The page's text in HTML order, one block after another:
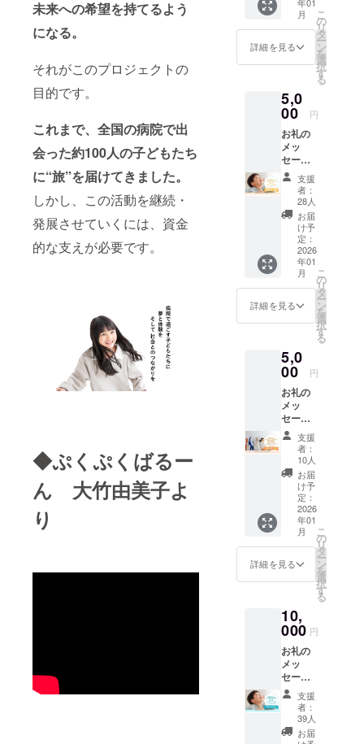
未来への希望を持てるよう
になる。
それがこのプロジェクトの
目的です。
これまで、全国の病院で出
会った約100人の子どもたち
に“旅”を届けてきました。
しかし、この活動を継続・
発展させていくには、資金
的な支えが必要です。
◆ぷくぷくばるー
ん 大竹由美子よ
り
で活動し、
２０１８年
は１０年目
を迎えまし
この１０年
で、活動は
約８００
回、一緒に
遊んだ子ど
もは約5800
名、関わっ
たボラン
ティアは約
3100名(いず
れものべ人
す。
バルーン
アートを一
緒に作る
「バルーン
で遊ぼう」
のほか、社
会の様々な
分野のプロ
に特別な時
間を届けて
いただく
「コラボイ
ベント」、
日々付き添
お母さんを
笑顔にする
「お母さん
スマイルプ
ロジェク
ト」、中学
生以上の子
前載り
ます
（希望
者の
み） ＋
子ども
らの感
謝の手
紙 【お
礼の
メッ
セージ
＋活動
報告書
（PDF
）】 感
謝の気
持ちを
込め
て、お
礼の
メッ
セージ
【お名
前掲
載】
2025年
7月〜
2026年
6月に実
施され
る旅の
まとめ
動画の
エンド
ロール
（もし
くは動
画概要
欄）
前
（ニッ
クネー
ム）を
掲載し
ます。
・掲載
方法：
文字の
み ・支
月
詳細を見る
こ
の
リ
タ
ー
ン
を
選
択
す
る
5,0
00 円
お礼の
メッ
セージ
＋活動
報告書
（PDF
） ＋動
画エン
ドロー
ルに名
前載り
ます
（希望
者の
み） ＋
旅する
カー１
枚（デ
ザイン
はお楽
しみ
に！）
【お礼
のメッ
セージ
＋活動
報告書
（PDF
）】 感
謝の気
持ちを
込め
て、お
をお送
りしま
す。
【お名
前掲
載】
2025年
7月〜
2026年
6月に実
支援
者：
28人
お届
け予
定：
2026
年01
月
詳細を見る
こ
の
リ
タ
ー
ン
を
選
択
す
る
5,0
00 円
お礼の
メッ
セージ
＋活動
報告書
（PDF
） ＋動
画エン
ドロー
ルに名
前載り
ます
（希望
者の
み） ＋
お家で
手作り
動物マ
スコッ
トづく
りセッ
ト（デ
ザイン
はお楽
しみ
に！）
支援
者：
10人
お届
け予
定：
2026
年01
月
詳細を見る
こ
の
リ
タ
ー
ン
を
選
択
す
る
10,
000 円
お礼の
メッ
セージ
＋活動
報告書
（PDF
） ＋動
支援
者：
39人
お届